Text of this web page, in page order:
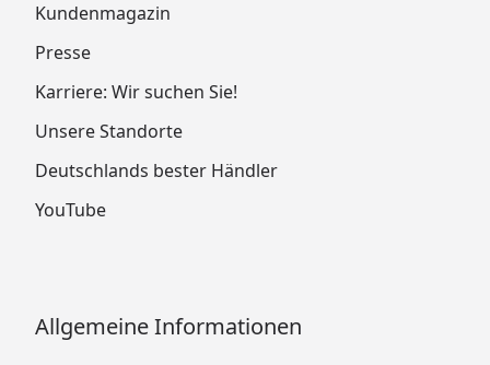
Kundenmagazin
Presse
Karriere: Wir suchen Sie!
Unsere Standorte
Deutschlands bester Händler
YouTube
Allgemeine Informationen